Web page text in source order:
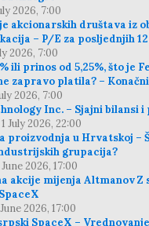
2026, 7:00
akcionarskih društava iz
– P/E za posljednjih
2026, 7:00
ili prinos od 5,25%, što je
zapravo platila? –
2026, 7:00
Inc. – Sjajni bilansi
July 2026, 22:00
proizvodnja u Hrvatskoj –
grupacija?
2026, 17:00
akcije mijenja Altmanov Z
2026, 17:00
SpaceX –